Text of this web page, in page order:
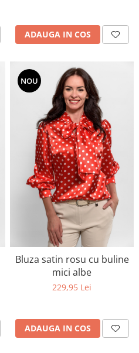
ADAUGA IN COS
NOU
Bluza satin rosu cu buline
mici albe
229,95 Lei
ADAUGA IN COS